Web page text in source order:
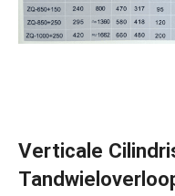
Verticale